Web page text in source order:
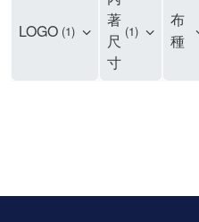
LOGO 1
著
尺
寸
1
布
種